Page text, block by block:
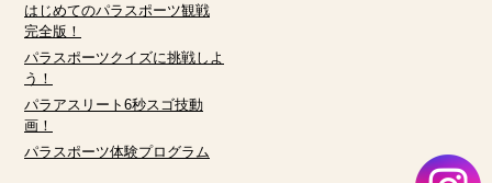
はじめてのパラスポーツ観戦
完全版！
パラスポーツクイズに挑戦しよ
う！
パラアスリート6秒スゴ技動
画！
パラスポーツ体験プログラム